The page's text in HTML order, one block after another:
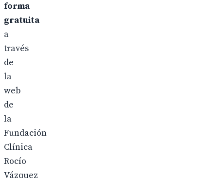
forma
gratuita
a
través
de
la
web
de
la
Fundación
Clínica
Rocío
Vázquez